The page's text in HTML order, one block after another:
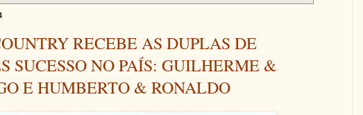
RECEBE AS DUPLAS DE
SUCESSO NO PAÍS: GUILHERME &
E HUMBERTO & RONALDO